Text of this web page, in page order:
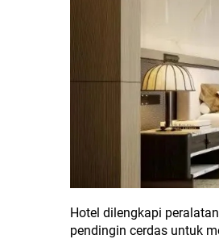
Hotel dilengkapi
pendingin cerdas untuk